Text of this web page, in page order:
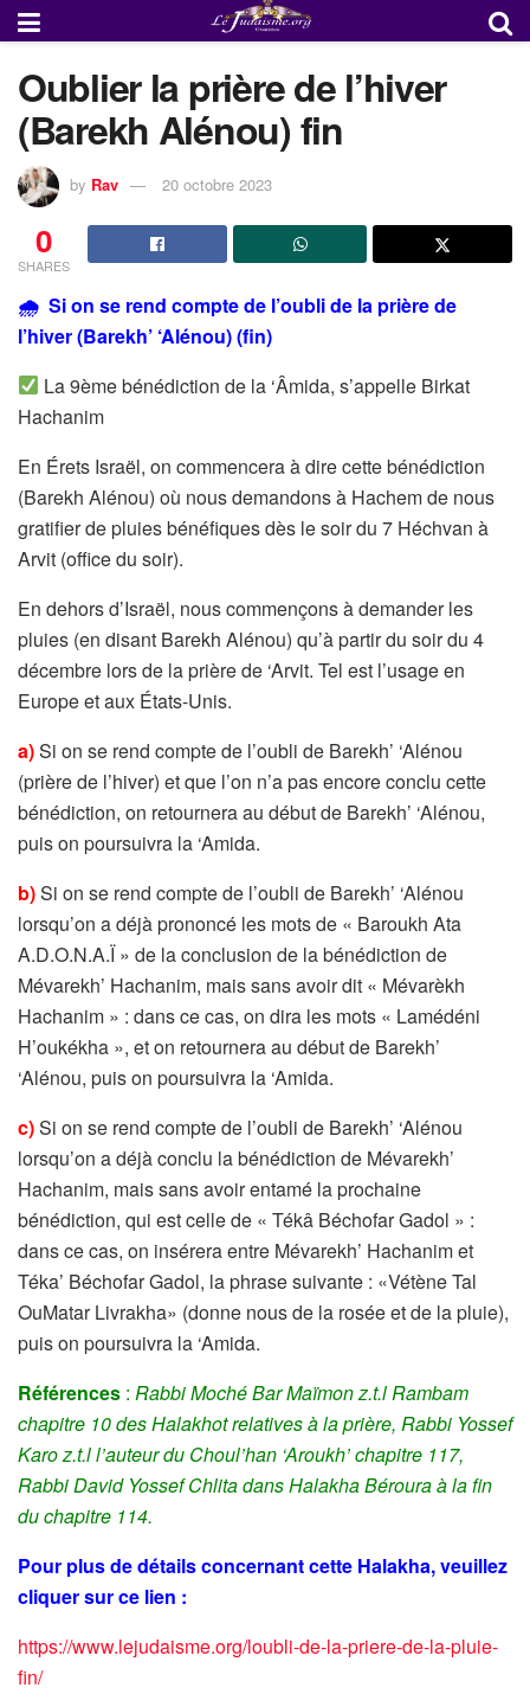
Oublier la prière de l’hiver
(Barekh Alénou) fin
by Rav 20 octobre 2023
0
SHARES
🌧 Si on se rend compte de l’oubli de la prière de
l’hiver (Barekh’ ‘Alénou) (fin)
La 9ème bénédiction de la ‘Âmida, s’appelle Birkat
Hachanim
En Érets Israël, on commencera à dire cette bénédiction
(Barekh Alénou) où nous demandons à Hachem de nous
gratifier de pluies bénéfiques dès le soir du 7 Héchvan à
Arvit (office du soir).
En dehors d’Israël, nous commençons à demander les
pluies (en disant Barekh Alénou) qu’à partir du soir du 4
décembre lors de la prière de ‘Arvit. Tel est l’usage en
Europe et aux États-Unis.
a)Si on se rend compte de l’oubli de Barekh’ ‘Alénou
(prière de l’hiver) et que l’on n’a pas encore conclu cette
bénédiction, on retournera au début de Barekh’ ‘Alénou,
puis on poursuivra la ‘Amida.
b)Si on se rend compte de l’oubli de Barekh’ ‘Alénou
lorsqu’on a déjà prononcé les mots de « Baroukh Ata
A.D.O.N.A.Ï » de la conclusion de la bénédiction de
Mévarekh’ Hachanim, mais sans avoir dit « Mévarèkh
Hachanim » : dans ce cas, on dira les mots « Lamédéni
H’oukékha », et on retournera au début de Barekh’
‘Alénou, puis on poursuivra la ‘Amida.
c)Si on se rend compte de l’oubli de Barekh’ ‘Alénou
lorsqu’on a déjà conclu la bénédiction de Mévarekh’
Hachanim, mais sans avoir entamé la prochaine
bénédiction, qui est celle de « Tékâ Béchofar Gadol » :
dans ce cas, on insérera entre Mévarekh’ Hachanim et
Téka’ Béchofar Gadol, la phrase suivante : «Vétène Tal
OuMatar Livrakha» (donne nous de la rosée et de la pluie),
puis on poursuivra la ‘Amida.
Références : Rabbi Moché Bar Maïmon z.t.l Rambam
chapitre 10 des Halakhot relatives à la prière, Rabbi Yossef
Karo z.t.l l’auteur du Choul’han ‘Aroukh’ chapitre 117,
Rabbi David Yossef Chlita dans Halakha Béroura à la fin
du chapitre 114.
Pour plus de détails concernant cette Halakha, veuillez
cliquer sur ce lien :
https://www.lejudaisme.org/loubli-de-la-priere-de-la-pluie-
fin/